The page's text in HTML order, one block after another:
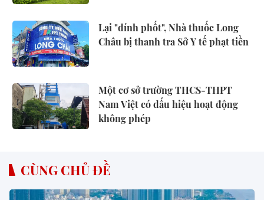
Lại "dính phốt", Nhà thuốc Long
Châu bị thanh tra Sở Y tế phạt tiền
Một cơ sở trường THCS-THPT
Nam Việt có dấu hiệu hoạt động
không phép
CÙNG CHỦ ĐỀ